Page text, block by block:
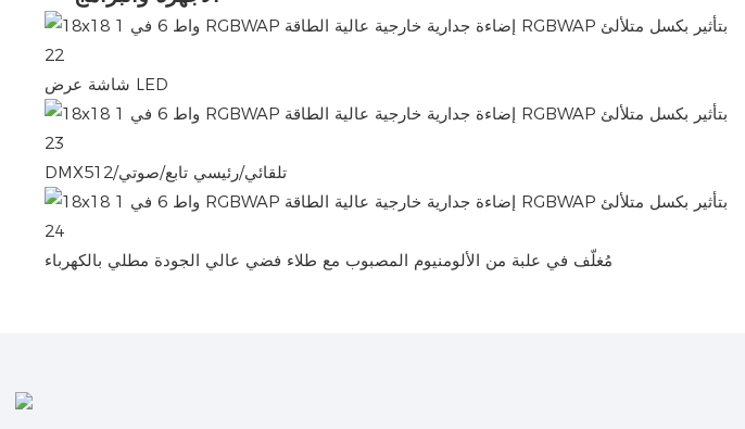
شاشة عرض LED
DMX512/تلقائي/رئيسي تابع/صوتي
مُغلّف في علبة من الألومنيوم المصبوب مع طلاء فضي عالي الجودة مطلي بالكهرباء